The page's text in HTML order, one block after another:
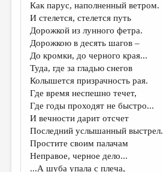
Как парус, наполненный ветром.
И стелется, стелется путь
Дорожкой из лунного фетра.
Дорожкою в десять шагов –
До кромки, до черного края...
Туда, где за гладью снегов
Колышется призрачность рая.
Где время неспешно течет,
Где годы проходят не быстро...
И вечности дарит отсчет
Последний услышанный выстрел.
Простите своим палачам
Неправое, черное дело...
...А шуба упала с плеча,